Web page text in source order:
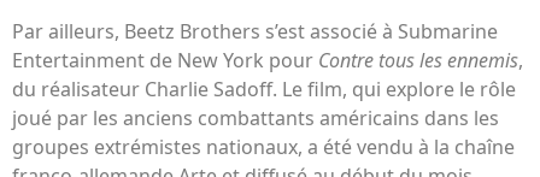
Par ailleurs, Beetz Brothers s’est associé à Submarine
Entertainment de New York pour Contre tous les ennemis,
du réalisateur Charlie Sadoff. Le film, qui explore le rôle
joué par les anciens combattants américains dans les
groupes extrémistes nationaux, a été vendu à la chaîne